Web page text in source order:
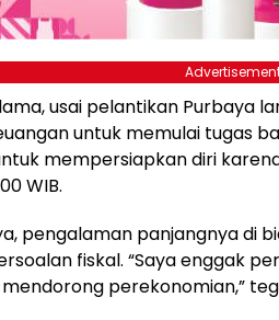
usai pelantikan Purbaya
untuk memulai tugas
mempersiapkan diri
WIB.
pengalaman panjangnya di
fiskal. “Saya enggak
perekonomian,”